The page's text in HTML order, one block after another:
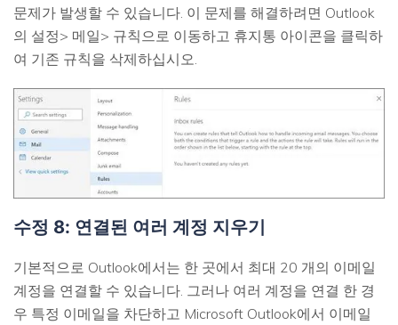
문제가 발생할 수 있습니다. 이 문제를 해결하려면 Outlook
의 설정> 메일> 규칙으로 이동하고 휴지통 아이콘을 클릭하
여 기존 규칙을 삭제하십시오.
수정 8: 연결된 여러 계정 지우기
기본적으로 Outlook에서는 한 곳에서 최대 20 개의 이메일
계정을 연결할 수 있습니다. 그러나 여러 계정을 연결 한 경
우 특정 이메일을 차단하고 Microsoft Outlook에서 이메일